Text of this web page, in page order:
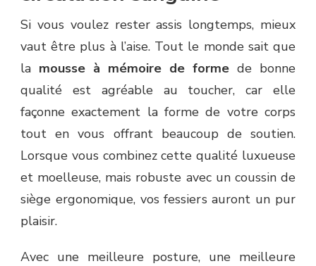
Si vous voulez rester assis longtemps, mieux
vaut être plus à l’aise. Tout le monde sait que
la mousse à mémoire de forme de bonne
qualité est agréable au toucher, car elle
façonne exactement la forme de votre corps
tout en vous offrant beaucoup de soutien.
Lorsque vous combinez cette qualité luxueuse
et moelleuse, mais robuste avec un coussin de
siège ergonomique, vos fessiers auront un pur
plaisir.
Avec une meilleure posture, une meilleure